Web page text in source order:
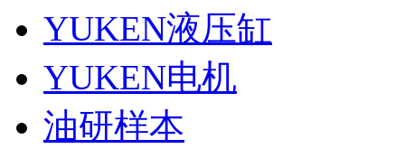
YUKEN液压缸
YUKEN电机
油研样本